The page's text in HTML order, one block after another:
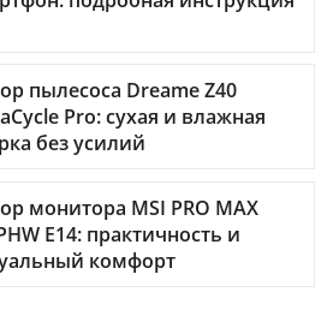
пылесоса Dreame Z40
Pro: сухая и влажная
без усилий
монитора MSI PRO MAX
E14: практичность и
комфорт